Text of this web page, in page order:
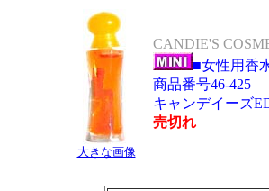
大きな画像
CANDIE'S
■女性用香
商品番号46-425
キャンデイーズ
売切れ